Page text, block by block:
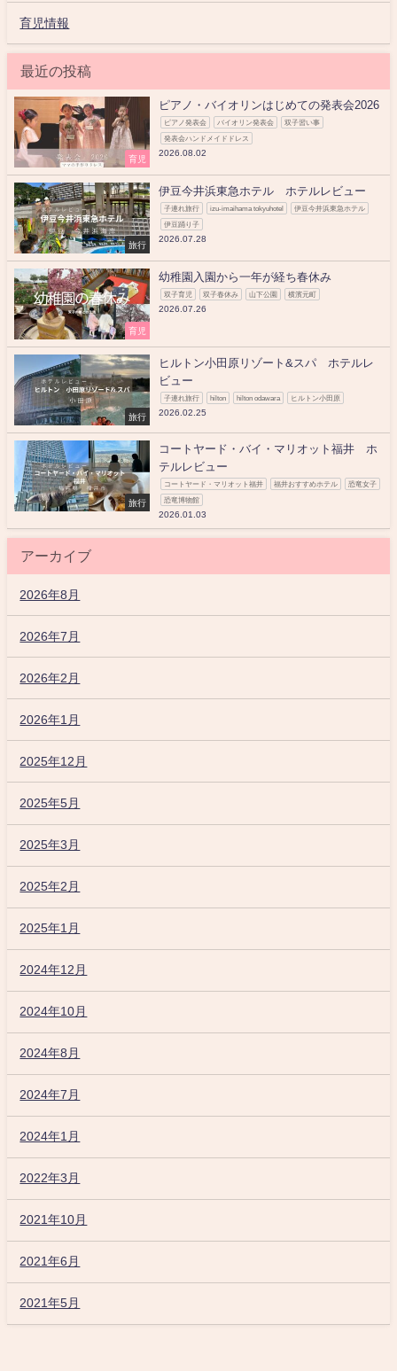
育児情報
最近の投稿
育児
ピアノ・バイオリンはじめての発表会2026
ピアノ発表会 バイオリン発表会 双子習い事
発表会ハンドメイドドレス
2026.08.02
旅行
伊豆今井浜東急ホテル ホテルレビュー
子連れ旅行 izu-imaihama tokyuhotel 伊豆今井浜東急ホテル
伊豆踊り子
2026.07.28
育児
幼稚園入園から一年が経ち春休み
双子育児 双子春休み 山下公園 横濱元町
2026.07.26
旅行
ヒルトン小田原リゾート&スパ ホテルレ
ビュー
子連れ旅行 hilton hilton odawara ヒルトン小田原
2026.02.25
旅行
コートヤード・バイ・マリオット福井 ホ
テルレビュー
コートヤード・マリオット福井 福井おすすめホテル 恐竜女子
恐竜博物館
2026.01.03
アーカイブ
2026年8月
2026年7月
2026年2月
2026年1月
2025年12月
2025年5月
2025年3月
2025年2月
2025年1月
2024年12月
2024年10月
2024年8月
2024年7月
2024年1月
2022年3月
2021年10月
2021年6月
2021年5月